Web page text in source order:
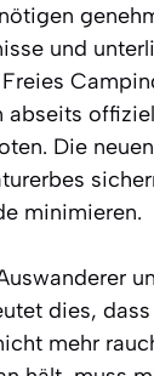
und
abseits
Die
minimieren.
dies,
mehr